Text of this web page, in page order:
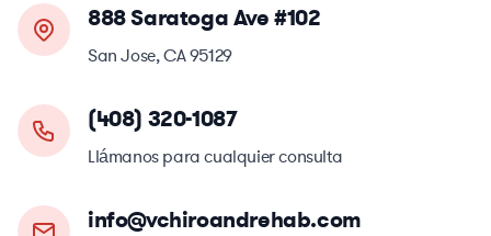
888 Saratoga Ave #102
San Jose, CA 95129
(408) 320-1087
Llámanos para cualquier consulta
info@vchiroandrehab.com